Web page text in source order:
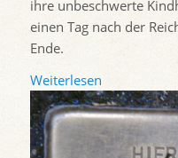
ihre unbeschwerte
einen Tag nach der
Ende.
Weiterlesen